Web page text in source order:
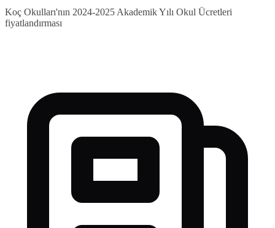
Koç Okulları'nın 2024-2025 Akademik Yılı Okul Ücretleri
fiyatlandırması